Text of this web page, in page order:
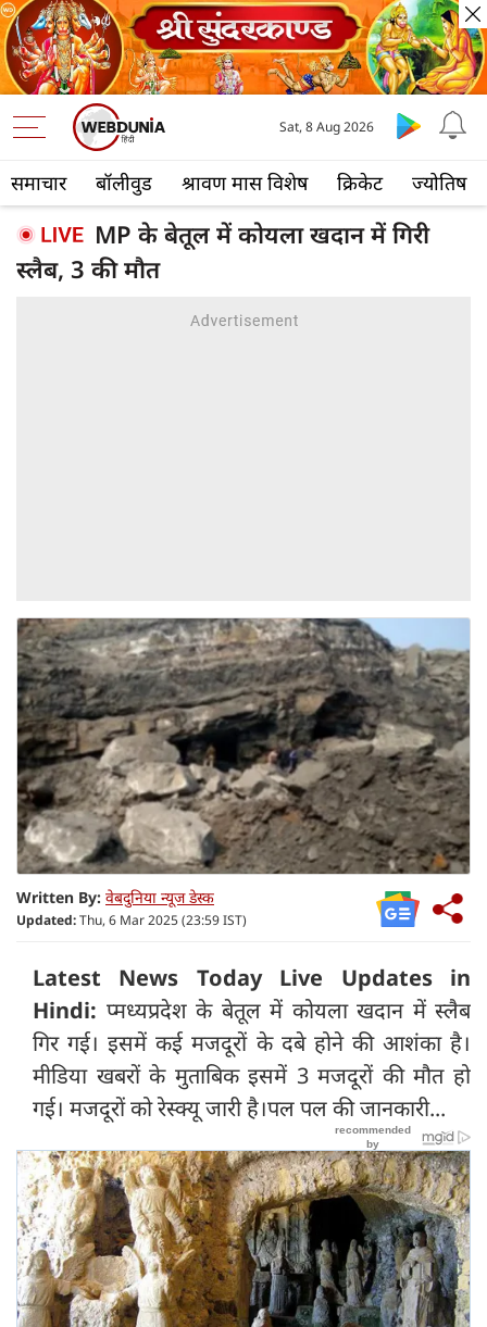
समाचार बॉलीवुड श्रावण मास विशेष क्रिकेट ज्योतिष
Sat, 8 Aug 2026
MP के बेतूल में कोयला खदान में गिरी
स्लैब, 3 की मौत
Written By: वेबदुनिया न्यूज डेस्क
Updated:Thu, 6 Mar 2025 (23:59 IST)
Latest News Today Live Updates in
Hindi: प्मध्यप्रदेश के बेतूल में कोयला खदान में स्लैब
गिर गई। इसमें कई मजदूरों के दबे होने की आशंका है।
मीडिया खबरों के मुताबिक इसमें 3 मजदूरों की मौत हो
गई। मजदूरों को रेस्क्यू जारी है।पल पल की जानकारी...